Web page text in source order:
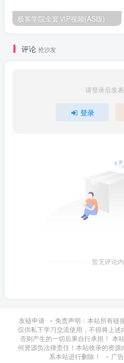
极客学院全套ⅥP视频(AS版)
评论 抢沙发
请登录后发
登录
暂无评论
友链申请
免责声明：本站所有链
仅供私下学习交流使用，不得将上述
否则产生的一切后果自行承担！ 本
何资源负法律责任！本站收录的资
系本站进行删除！
广